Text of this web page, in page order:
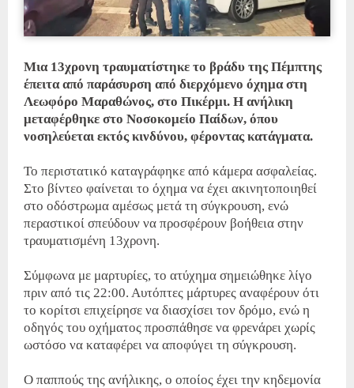
Μια 13χρονη τραυματίστηκε το βράδυ της Πέμπτης
έπειτα από παράσυρση από διερχόμενο όχημα στη
Λεωφόρο Μαραθώνος, στο Πικέρμι. Η ανήλικη
μεταφέρθηκε στο Νοσοκομείο Παίδων, όπου
νοσηλεύεται εκτός κινδύνου, φέροντας κατάγματα.
Το περιστατικό καταγράφηκε από κάμερα ασφαλείας.
Στο βίντεο φαίνεται το όχημα να έχει ακινητοποιηθεί
στο οδόστρωμα αμέσως μετά τη σύγκρουση, ενώ
περαστικοί σπεύδουν να προσφέρουν βοήθεια στην
τραυματισμένη 13χρονη.
Σύμφωνα με μαρτυρίες, το ατύχημα σημειώθηκε λίγο
πριν από τις 22:00. Αυτόπτες μάρτυρες αναφέρουν ότι
το κορίτσι επιχείρησε να διασχίσει τον δρόμο, ενώ η
οδηγός του οχήματος προσπάθησε να φρενάρει χωρίς
ωστόσο να καταφέρει να αποφύγει τη σύγκρουση.
Ο παππούς της ανήλικης, ο οποίος έχει την κηδεμονία